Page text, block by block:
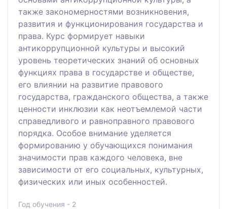
также закономерностями возникновения,
развития и функционирования государства и
права. Курс формирует навыки
антикоррупционной культуры и высокий
уровень теоретических знаний об основных
функциях права в государстве и обществе,
его влиянии на развитие правового
государства, гражданского общества, а также
ценности инклюзии как неотъемлемой части
справедливого и равноправного правового
порядка. Особое внимание уделяется
формированию у обучающихся понимания
значимости прав каждого человека, вне
зависимости от его социальных, культурных,
физических или иных особенностей.
Год обучения - 2